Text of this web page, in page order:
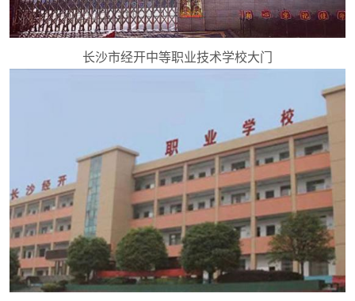
长沙市经开中等职业技术学校大门